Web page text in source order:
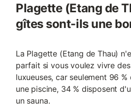
Plagette (Etang de
gîtes sont-ils une
La Plagette (Etang de Thau)
parfait si vous voulez vivre
luxueuses, car seulement 96
une piscine, 34 % disposent
un sauna.